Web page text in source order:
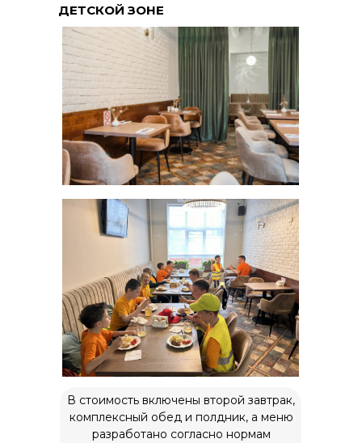
ДЕТСКОЙ ЗОНЕ
В стоимость включены второй завтрак,
комплексный обед и полдник, а меню
разработано согласно нормам
+7 (980) 459-16-30
Отзывы
Расписание
Курсы
О нас
Заказать звонок
119602, Москва, улица
Покрышкина, 8к2
Наше местоположение